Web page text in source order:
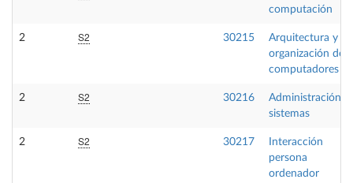
computación
2 S2 30215
Arquitectura y
organización de
computadores 2
2 S2 30216
Administración
sistemas
2 S2 30217
Interacción
persona
ordenador